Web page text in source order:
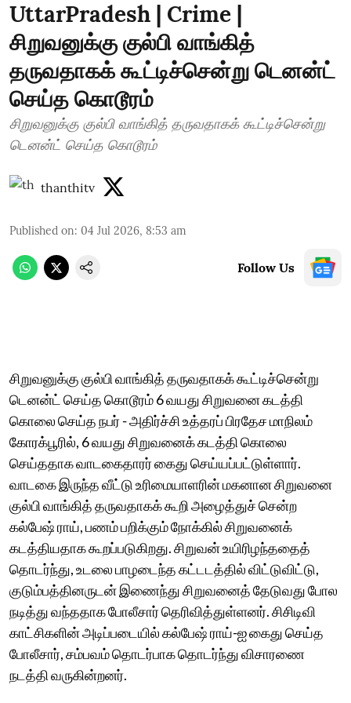
UttarPradesh | Crime |
சிறுவனுக்கு குல்பி வாங்கித்
தருவதாகக் கூட்டிச்சென்று டெனன்ட்
செய்த கொடூரம்
சிறுவனுக்கு குல்பி வாங்கித் தருவதாகக் கூட்டிச்சென்று
டெனன்ட் செய்த கொடூரம்
thanthitv
Published on: 04 Jul 2026, 8:53 am
Follow Us
சிறுவனுக்கு குல்பி வாங்கித் தருவதாகக் கூட்டிச்சென்று
டெனன்ட் செய்த கொடூரம் 6 வயது சிறுவனை கடத்தி
கொலை செய்த நபர் - அதிர்ச்சி உத்தரப் பிரதேச மாநிலம்
கோரக்பூரில், 6 வயது சிறுவனைக் கடத்தி கொலை
செய்ததாக வாடகைதாரர் கைது செய்யப்பட்டுள்ளார்.
வாடகை இருந்த வீட்டு உரிமையாளரின் மகனான சிறுவனை
குல்பி வாங்கித் தருவதாகக் கூறி அழைத்துச் சென்ற
கல்பேஷ் ராய், பணம் பறிக்கும் நோக்கில் சிறுவனைக்
கடத்தியதாக கூறப்படுகிறது. சிறுவன் உயிரிழந்ததைத்
தொடர்ந்து, உடலை பாழடைந்த கட்டடத்தில் விட்டுவிட்டு,
குடும்பத்தினருடன் இணைந்து சிறுவனைத் தேடுவது போல
நடித்து வந்ததாக போலீசார் தெரிவித்துள்ளனர். சிசிடிவி
காட்சிகளின் அடிப்படையில் கல்பேஷ் ராய்-ஐ கைது செய்த
போலீசார், சம்பவம் தொடர்பாக தொடர்ந்து விசாரணை
நடத்தி வருகின்றனர்.